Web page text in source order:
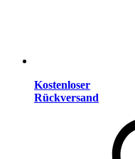
Kostenloser
Rückversand